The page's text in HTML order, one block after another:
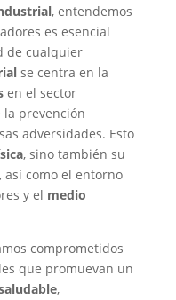
, entendemos
es esencial
de cualquier
se centra en la
en el sector
prevención
adversidades. Esto
, sino también su
así como el entorno
y el medio
comprometidos
que promuevan un
,